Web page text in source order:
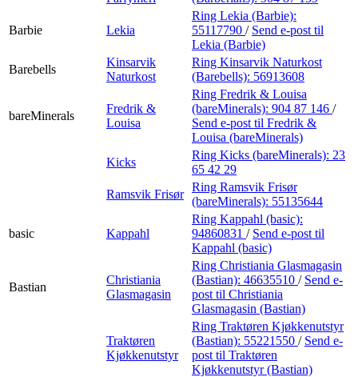
Barbie Lekia
Ring Lekia (Barbie):
55117790 / Send e-post til
Lekia (Barbie)
Barebells
Kinsarvik
Naturkost
Ring Kinsarvik Naturkost
(Barebells): 56913608
bareMinerals
Fredrik &
Louisa
Ring Fredrik & Louisa
(bareMinerals): 904 87 146 /
Send e-post til Fredrik &
Louisa (bareMinerals)
Kicks
Ring Kicks (bareMinerals): 23
65 42 29
Ramsvik Frisør
Ring Ramsvik Frisør
(bareMinerals): 55135644
basic Kappahl
Ring Kappahl (basic):
94860831 / Send e-post til
Kappahl (basic)
Bastian
Christiania
Glasmagasin
Ring Christiania Glasmagasin
(Bastian): 46635510 / Send e-
post til Christiania
Glasmagasin (Bastian)
Traktøren
Kjøkkenutstyr
Ring Traktøren Kjøkkenutstyr
(Bastian): 55221550 / Send e-
post til Traktøren
Kjøkkenutstyr (Bastian)